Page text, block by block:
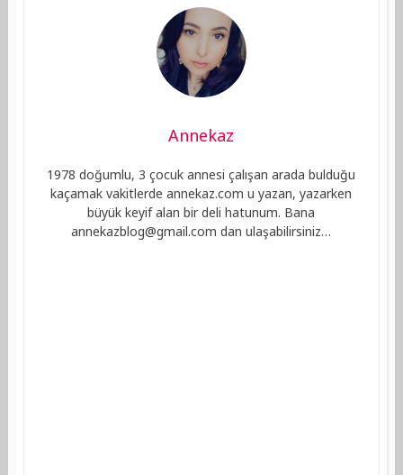
Annekaz
1978 doğumlu, 3 çocuk annesi çalışan arada bulduğu
kaçamak vakitlerde annekaz.com u yazan, yazarken
büyük keyif alan bir deli hatunum. Bana
annekazblog@gmail.com dan ulaşabilirsiniz…